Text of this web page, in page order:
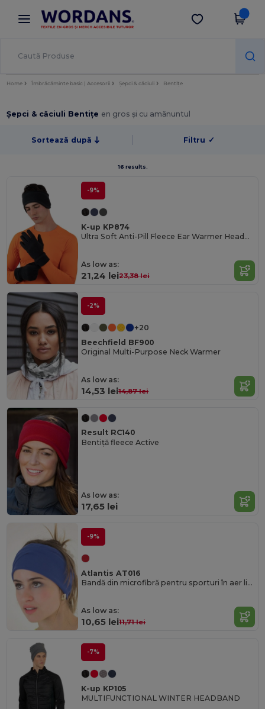
× Aplicația Wordans
Prețuri mai bune în aplicație!
Descarcă app
Home Îmbrăcăminte basic | Accesorii Șepci & căciuli Bentițe
Șepci & căciuli Bentițe en gros și cu amănuntul
Sortează după Filtru ✓
16 results.
-9%
K-up KP874
Ultra Soft Anti-Pill Fleece Ear Warmer Headband
As low as:
21,24 lei23,38 lei
-2%
+20
Beechfield BF900
Original Multi-Purpose Neck Warmer
As low as:
14,53 lei14,87 lei
Result RC140
Bentiță fleece Active
As low as:
17,65 lei
-9%
Atlantis AT016
Bandă din microfibră pentru sporturi în aer liber, versatilă
As low as:
10,65 lei11,71 lei
-7%
K-up KP105
MULTIFUNCTIONAL WINTER HEADBAND